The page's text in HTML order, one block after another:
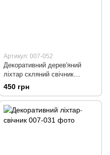
Артикул: 007-052
Декоративний дерев'яний
ліхтар скляний свічник
Прованс
450 грн